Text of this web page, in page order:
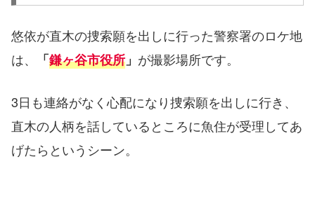
悠依が直木の捜索願を出しに行った警察署のロケ地
は、
「鎌ヶ谷市役所」 が撮影場所です。
3日も連絡がなく心配になり捜索願を出しに行き、
直木の人柄を話しているところに魚住が受理してあ
げたらというシーン。